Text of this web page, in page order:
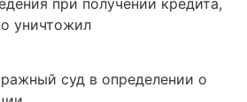
уничтожил
суд в определении о